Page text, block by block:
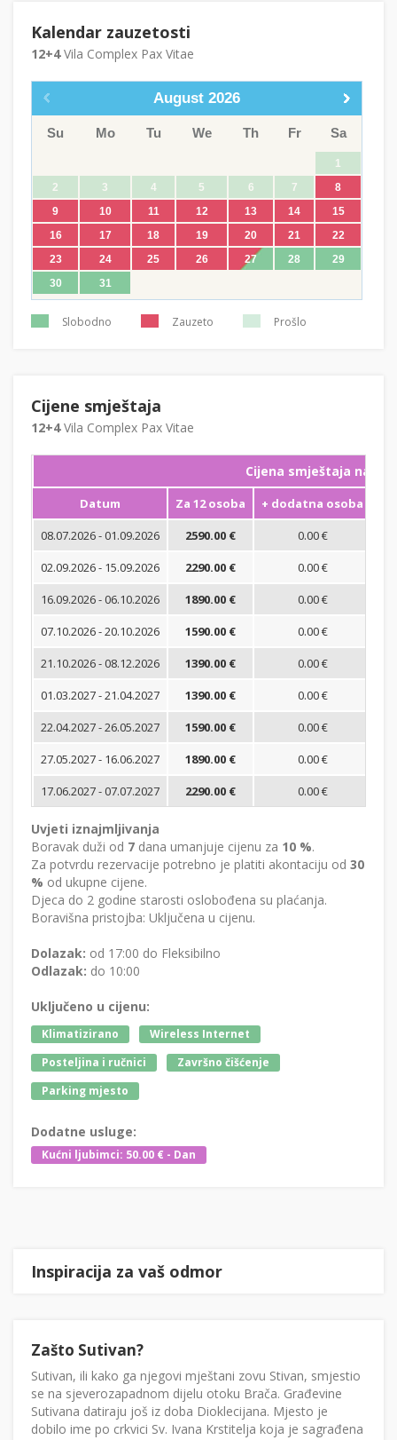
Kalendar zauzetosti
12+4Vila Complex Pax Vitae
August 2026
Su Mo Tu We Th Fr Sa
1
2
3 4 5 6 7
8
9
10 11 12 13 14
15
16
17 18 19 20 21
22
23
24 25 26 27 28
29
30
31
Slobodno Zauzeto Prošlo
Cijene smještaja
12+4Vila Complex Pax Vitae
Cijena smještaja na noć
Datum Za 12 osoba + dodatna osoba
08.07.2026 - 01.09.2026
2590.00 €
0.00 €
02.09.2026 - 15.09.2026
2290.00 €
0.00 €
16.09.2026 - 06.10.2026
1890.00 €
0.00 €
07.10.2026 - 20.10.2026
1590.00 €
0.00 €
21.10.2026 - 08.12.2026
1390.00 €
0.00 €
01.03.2027 - 21.04.2027
1390.00 €
0.00 €
22.04.2027 - 26.05.2027
1590.00 €
0.00 €
27.05.2027 - 16.06.2027
1890.00 €
0.00 €
17.06.2027 - 07.07.2027
2290.00 € 0.00 €
Uvjeti iznajmljivanja
Boravak duži od 7 dana umanjuje cijenu za 10 %.
Za potvrdu rezervacije potrebno je platiti akontaciju od 30
% od ukupne cijene.
Djeca do 2 godine starosti oslobođena su plaćanja.
Boravišna pristojba: Uključena u cijenu.
Dolazak: od 17:00 do Fleksibilno
Odlazak: do 10:00
Uključeno u cijenu:
Klimatizirano
Wireless Internet
Posteljina i ručnici
Završno čišćenje
Parking mjesto
Dodatne usluge:
Kućni ljubimci: 50.00 € - Dan
Inspiracija za vaš odmor
Zašto Sutivan?
Sutivan, ili kako ga njegovi mještani zovu Stivan, smjestio
se na sjeverozapadnom dijelu otoku Brača. Građevine
Sutivana datiraju još iz doba Dioklecijana. Mjesto je
dobilo ime po crkvici Sv. Ivana Krstitelja koja je sagrađena